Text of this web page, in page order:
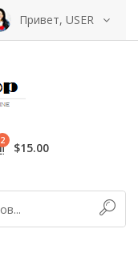
Привет, USER
2 $15.00